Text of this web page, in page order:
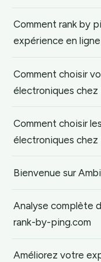
Comment rank by
expérience en ligne
Comment choisir
électroniques chez
Comment choisir
électroniques chez
Bienvenue sur
Analyse complète
rank-by-ping.com
Améliorez votre